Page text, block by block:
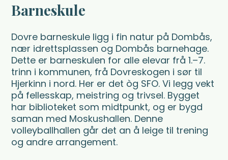
Barneskule
Dovre barneskule ligg i fin natur på Dombås,
nær idrettsplassen og Dombås barnehage.
Dette er barneskulen for alle elevar frå 1.–7.
trinn i kommunen, frå Dovreskogen i sør til
Hjerkinn i nord. Her er det òg SFO. Vi legg vekt
på fellesskap, meistring og trivsel. Bygget
har biblioteket som midtpunkt, og er bygd
saman med Moskushallen. Denne
volleyballhallen går det an å leige til trening
og andre arrangement.